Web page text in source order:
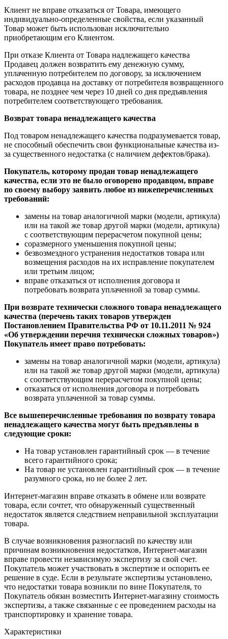
Клиент не вправе отказаться от Товара, имеющего
индивидуально-определенные свойства, если указанный
Товар может быть использован исключительно
приобретающим его Клиентом.
При отказе Клиента от Товара надлежащего качества
Продавец должен возвратить ему денежную сумму,
уплаченную потребителем по договору, за исключением
расходов продавца на доставку от потребителя возвращенного
товара, не позднее чем через 10 дней со дня предъявления
потребителем соответствующего требования.
Возврат товара ненадлежащего качества
Под товаром ненадлежащего качества подразумевается товар,
не способный обеспечить свои функциональные качества из-
за существенного недостатка (с наличием дефектов/брака).
Покупатель, которому продан товар ненадлежащего
качества, если это не было оговорено продавцом, вправе
по своему выбору заявить любое из нижеперечисленных
требований:
замены на товар аналогичной марки (модели, артикула)
или на такой же товар другой марки (модели, артикула)
с соответствующим перерасчетом покупной цены;
соразмерного уменьшения покупной цены;
безвозмездного устранения недостатков товара или
возмещения расходов на их исправление покупателем
или третьим лицом;
вправе отказаться от исполнения договора и
потребовать возврата уплаченной за товар суммы.
При возврате технически сложного товара ненадлежащего
качества (перечень таких товаров утвержден
Постановлением Правительства РФ от 10.11.2011 № 924
«Об утверждении перечня технически сложных товаров»)
Покупатель имеет право потребовать:
замены на товар аналогичной марки (модели, артикула)
или на такой же товар другой марки (модели, артикула)
с соответствующим перерасчетом покупной цены;
отказаться от исполнения договора и потребовать
возврата уплаченной за товар суммы.
Все вышеперечисленные требования по возврату товара
ненадлежащего качества могут быть предъявлены в
следующие сроки:
На товар установлен гарантийный срок — в течение
всего гарантийного срока;
На товар не установлен гарантийный срок — в течение
разумного срока, но не более 2 лет.
Интернет-магазин вправе отказать в обмене или возврате
товара, если сочтет, что обнаруженный существенный
недостаток является следствием неправильной эксплуатации
товара.
В случае возникновения разногласий по качеству или
причинам возникновения недостатков, Интернет-магазин
вправе провести независимую экспертизу за свой счет.
Покупатель может участвовать в экспертизе и оспорить ее
решение в суде. Если в результате экспертизы установлено,
что недостатки товара возникли по вине Покупателя, то
Покупатель обязан возместить Интернет-магазину стоимость
экспертизы, а также связанные с ее проведением расходы на
транспортировку и хранение товара.
Характеристики